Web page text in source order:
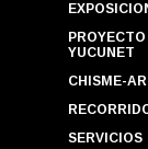
YUCUNET
CHISME-
SERVICIOS